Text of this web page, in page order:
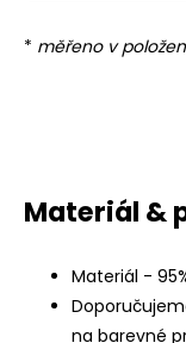
* měřeno v
Materiál &
Materiál -
na barevné